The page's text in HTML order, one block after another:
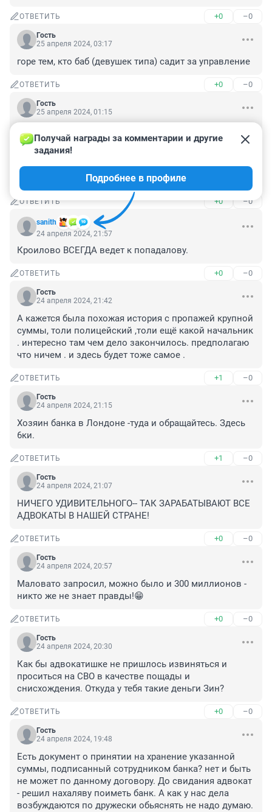
ОТВЕТИТЬ +0 –0
Гость
25 апреля 2024, 03:17
горе тем, кто баб (девушек типа) садит за управление
ОТВЕТИТЬ +0 –0
Гость
25 апреля 2024, 01:15
ушлый, а с такой фамилией втройне.
У него наверное в каждом банке такие ячейки есть.
Ну украли 90 млн в одном банке, в других то осталось
ОТВЕТИТЬ +0 –0
sanith
Получай награды за комментарии и другие
задания!
Подробнее в профиле
24 апреля 2024, 21:57
Кроилово ВСЕГДА ведет к попадалову.
ОТВЕТИТЬ +0 –0
Гость
24 апреля 2024, 21:42
А кажется была похожая история с пропажей крупной
суммы, толи полицейский ,толи ещё какой начальник
. интересно там чем дело закончилось. предполагаю
что ничем . и здесь будет тоже самое .
ОТВЕТИТЬ +1 –0
Гость
24 апреля 2024, 21:15
Хозяин банка в Лондоне -туда и обращайтесь. Здесь
6ки.
ОТВЕТИТЬ +1 –0
Гость
24 апреля 2024, 21:07
НИЧЕГО УДИВИТЕЛЬНОГО-- ТАК ЗАРАБАТЫВАЮТ ВСЕ
АДВОКАТЫ В НАШЕЙ СТРАНЕ!
ОТВЕТИТЬ +0 –0
Гость
24 апреля 2024, 20:57
Маловато запросил, можно было и 300 миллионов -
никто же не знает правды!😁
ОТВЕТИТЬ +0 –0
Гость
24 апреля 2024, 20:30
Как бы адвокатишке не пришлось извиняться и
проситься на СВО в качестве пощады и
снисхождения. Откуда у тебя такие деньги Зин?
ОТВЕТИТЬ +0 –0
Гость
24 апреля 2024, 19:48
Есть документ о принятии на хранение указанной
суммы, подписанный сотрудником банка? нет и быть
не может по данному договору. До свидания адвокат
- решил нахаляву поиметь банк. А как у нас дела
возбуждаются по дружески обьяснять не надо думаю.